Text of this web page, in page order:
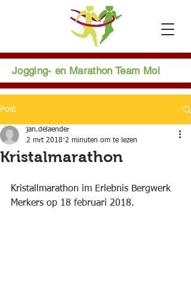
Jogging- en Marathon Team Mol
Post
Kristalmarathon
jan.delaender
2 mrt 2018 2 minuten om te lezen
Kristallmarathon im Erlebnis Bergwerk
Merkers op 18 februari 2018.